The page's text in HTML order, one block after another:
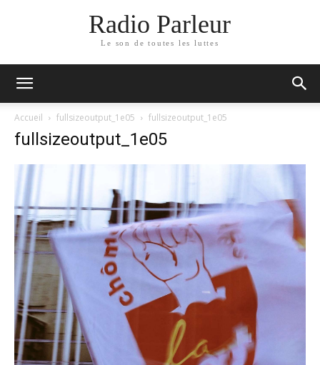
Radio Parleur
Le son de toutes les luttes
Accueil fullsizeoutput_1e05 fullsizeoutput_1e05
fullsizeoutput_1e05